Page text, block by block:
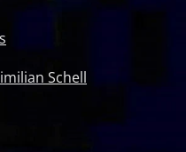
Schell